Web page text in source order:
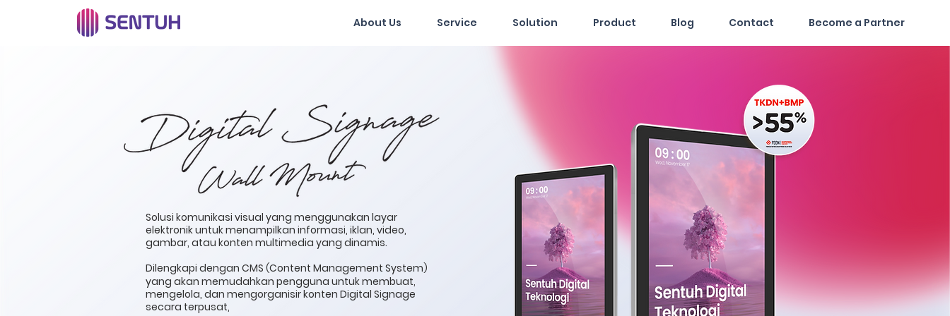
About Us Service Solution Product Blog Contact Become a Partner
Solusi komunikasi visual yang menggunakan layar
elektronik untuk menampilkan informasi, iklan, video,
gambar, atau konten multimedia yang dinamis.
Dilengkapi dengan CMS (Content Management System)
yang akan memudahkan pengguna untuk membuat,
mengelola, dan mengorganisir konten Digital Signage
secara terpusat,